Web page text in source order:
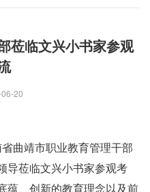
莅临文兴小书家参观
20
曲靖市职业教育管理干部
导莅临文兴小书家参观考
蕴、创新的教育理念以及前